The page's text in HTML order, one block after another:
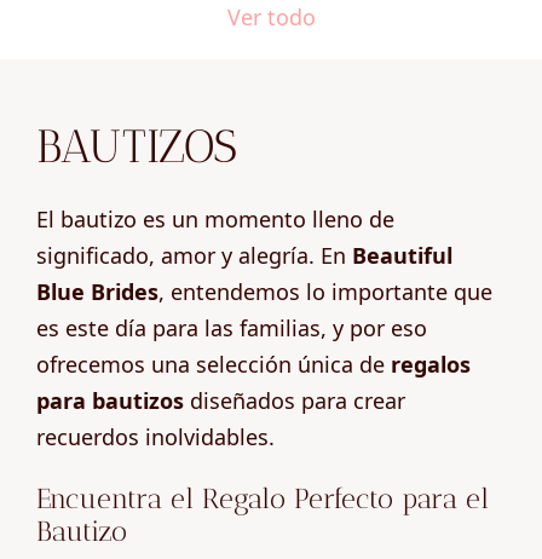
Ver todo
BAUTIZOS
El bautizo es un momento lleno de
significado, amor y alegría. En Beautiful
Blue Brides, entendemos lo importante que
es este día para las familias, y por eso
ofrecemos una selección única de regalos
para bautizos diseñados para crear
recuerdos inolvidables.
Encuentra el Regalo Perfecto para el
Bautizo